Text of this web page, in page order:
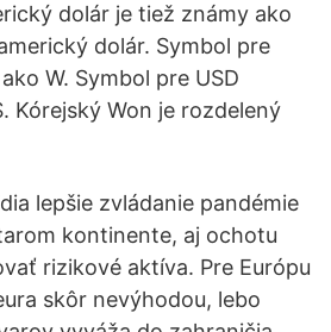
dolár je tiež známy ako
dolár. Symbol pre
W. Symbol pre USD
Kórejský Won je rozdelený
lepšie zvládanie pandémie
kontinente, aj ochotu
rizikové aktíva. Pre Európu
skôr nevýhodou, lebo